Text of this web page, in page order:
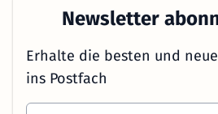
Newsletter
Erhalte die besten und
ins Postfach